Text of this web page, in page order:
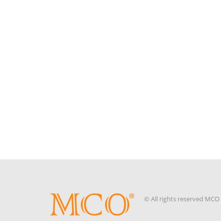
Anmelden
Eintrags-Feed
© All rights reserved